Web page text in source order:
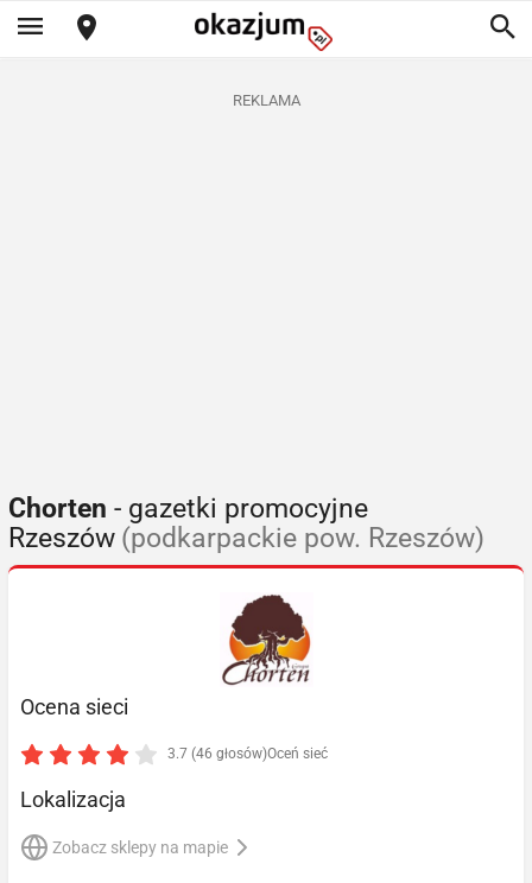
REKLAMA
Chorten - gazetki promocyjne
Rzeszów (podkarpackie pow. Rzeszów)
Ocena sieci
3.7 (46 głosów)Oceń sieć
Lokalizacja
Zobacz sklepy na mapie